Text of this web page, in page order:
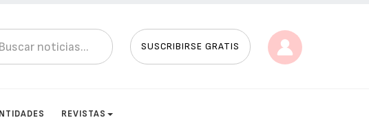
SUSCRIBIRSE GRATIS
REVISTAS